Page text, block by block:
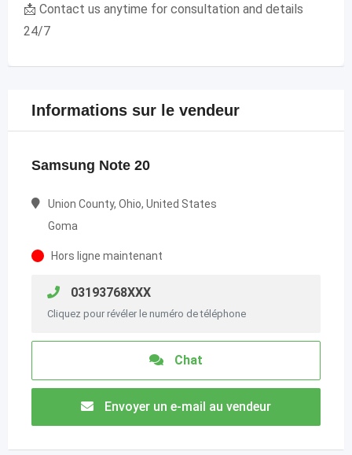
📩 Contact us anytime for consultation and details
24/7
Informations sur le vendeur
Samsung Note 20
Union County, Ohio, United States
Goma
Hors ligne maintenant
03193768XXX
Cliquez pour révéler le numéro de téléphone
Chat
Envoyer un e-mail au vendeur